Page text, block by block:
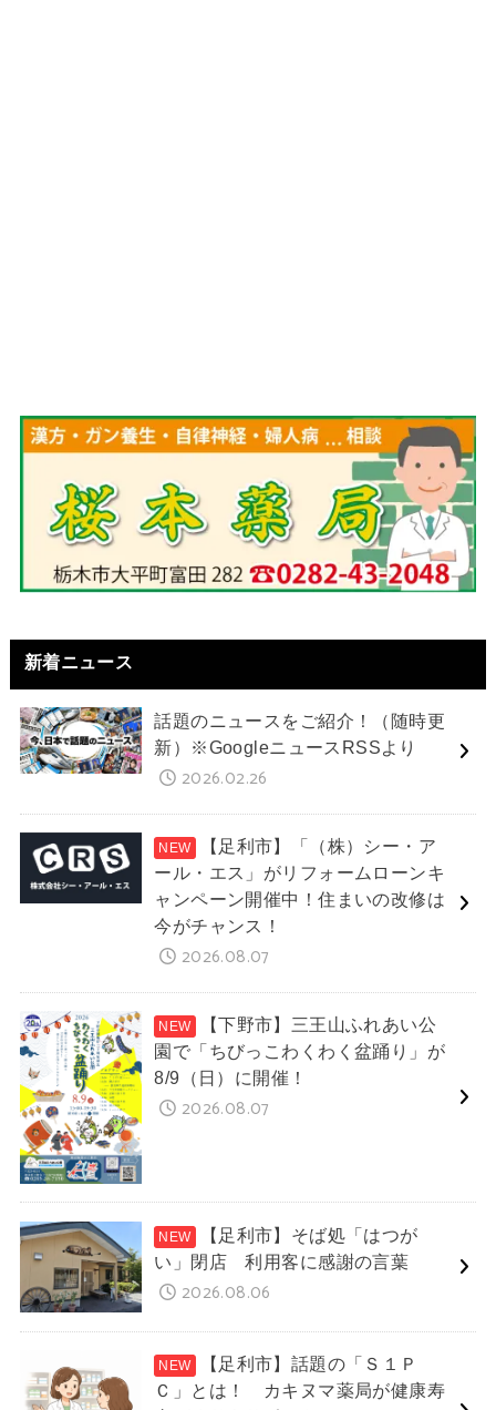
新着ニュース
話題のニュースをご紹介！（随時更
新）※GoogleニュースRSSより
2026.02.26
【足利市】「（株）シー・ア
ール・エス」がリフォームローンキ
ャンペーン開催中！住まいの改修は
今がチャンス！
2026.08.07
【下野市】三王山ふれあい公
園で「ちびっこわくわく盆踊り」が
8/9（日）に開催！
2026.08.07
【足利市】そば処「はつが
い」閉店 利用客に感謝の言葉
2026.08.06
【足利市】話題の「Ｓ１Ｐ
Ｃ」とは！ カキヌマ薬局が健康寿